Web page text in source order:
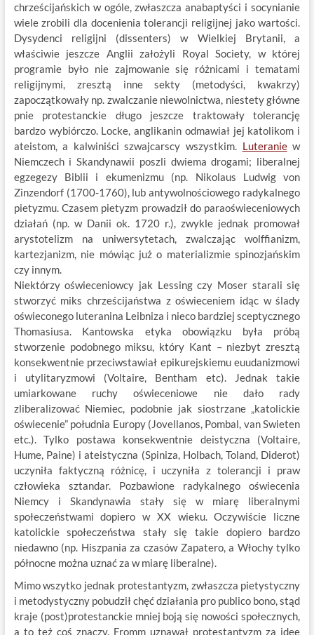
chrześcijańskich w ogóle, zwłaszcza anabaptyści i socynianie
wiele zrobili dla docenienia tolerancji religijnej jako wartości.
Dysydenci religijni (dissenters) w Wielkiej Brytanii, a
właściwie jeszcze Anglii założyli Royal Society, w której
programie było nie zajmowanie się różnicami i tematami
religijnymi, zresztą inne sekty (metodyści, kwakrzy)
zapoczątkowały np. zwalczanie niewolnictwa, niestety główne
pnie protestanckie długo jeszcze traktowały tolerancję
bardzo wybiórczo. Locke, anglikanin odmawiał jej katolikom i
ateistom, a kalwiniści szwajcarscy wszystkim. Luteraniew
Niemczech i Skandynawii poszli dwiema drogami; liberalnej
egzegezy Biblii i ekumenizmu (np. Nikolaus Ludwig von
Zinzendorf (1700-1760), lub antywolnościowego radykalnego
pietyzmu. Czasem pietyzm prowadził do paraoświeceniowych
działań (np. w Danii ok. 1720 r.), zwykle jednak promował
arystotelizm na uniwersytetach, zwalczając wolffianizm,
kartezjanizm, nie mówiąc już o materializmie spinozjańskim
czy innym.
Niektórzy oświeceniowcy jak Lessing czy Moser starali się
stworzyć miks chrześcijaństwa z oświeceniem idąc w ślady
oświeconego luteranina Leibniza i nieco bardziej sceptycznego
Thomasiusa. Kantowska etyka obowiązku była próbą
stworzenie podobnego miksu, który Kant – niezbyt zresztą
konsekwentnie przeciwstawiał epikurejskiemu euudanizmowi
i utylitaryzmowi (Voltaire, Bentham etc). Jednak takie
umiarkowane ruchy oświeceniowe nie dało rady
zliberalizować Niemiec, podobnie jak siostrzane „katolickie
oświecenie” południa Europy (Jovellanos, Pombal, van Swieten
etc.). Tylko postawa konsekwentnie deistyczna (Voltaire,
Hume, Paine) i ateistyczna (Spiniza, Holbach, Toland, Diderot)
uczyniła faktyczną różnicę, i uczyniła z tolerancji i praw
człowieka sztandar. Pozbawione radykalnego oświecenia
Niemcy i Skandynawia stały się w miarę liberalnymi
społeczeństwami dopiero w XX wieku. Oczywiście liczne
katolickie społeczeństwa stały się takie dopiero bardzo
niedawno (np. Hiszpania za czasów Zapatero, a Włochy tylko
północne można uznać za w miarę liberalne).
Mimo wszytko jednak protestantyzm, zwłaszcza pietystyczny
i metodystyczny pobudził chęć działania pro publico bono, stąd
kraje (post)protestanckie mniej boją się nowości społecznych,
a to też coś znaczy. Fromm uznawał protestantyzm za ideę